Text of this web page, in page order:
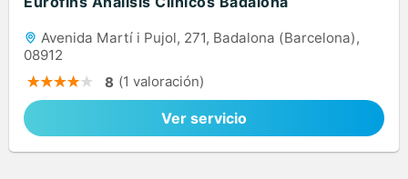
Avenida Martí i Pujol, 271, Badalona (Barcelona),
08912
8 (1 valoración)
Ver servicio